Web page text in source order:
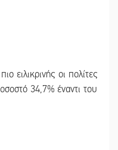
ειλικρινής οι πολίτες
34,7% έναντι του